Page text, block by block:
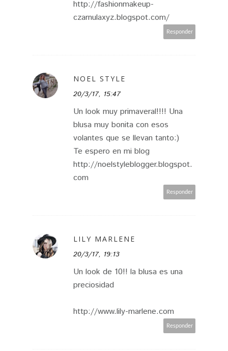
http://fashionmakeup-
czarnulaxyz.blogspot.com/
Responder
NOEL STYLE
20/3/17, 15:47
Un look muy primaveral!!!! Una
blusa muy bonita con esos
volantes que se llevan tanto:)
Te espero en mi blog
http://noelstyleblogger.blogspot.
com
Responder
LILY MARLENE
20/3/17, 19:13
Un look de 10!! la blusa es una
preciosidad
http://www.lily-marlene.com
Responder